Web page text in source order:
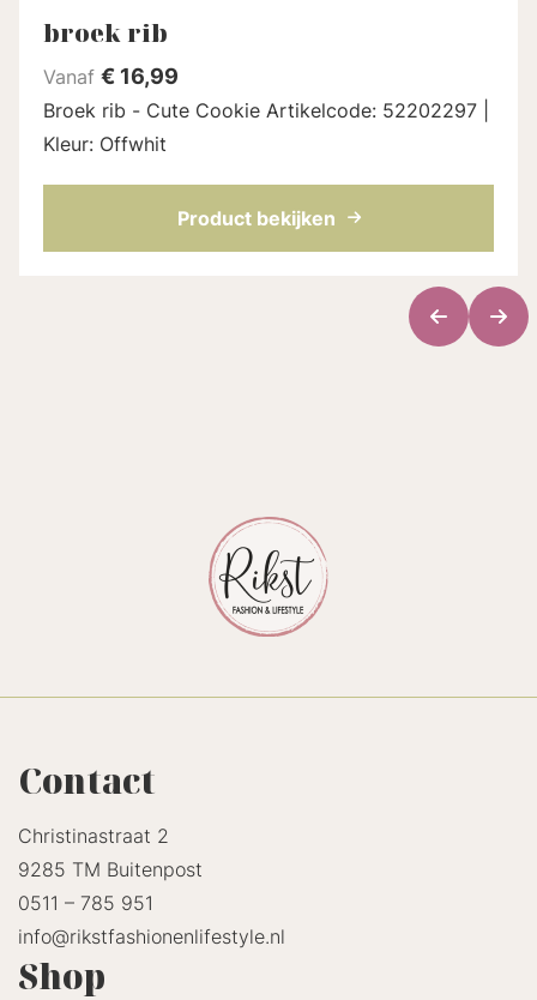
broek rib
Vanaf € 16,99
Broek rib - Cute Cookie Artikelcode: 52202297 |
Kleur: Offwhit
Product bekijken
Contact
Christinastraat 2
9285 TM Buitenpost
0511 – 785 951
info@rikstfashionenlifestyle.nl
Shop